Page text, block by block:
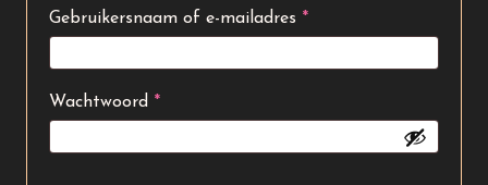
Gebruikersnaam of e-mailadres *Vereist
Wachtwoord *Vereist